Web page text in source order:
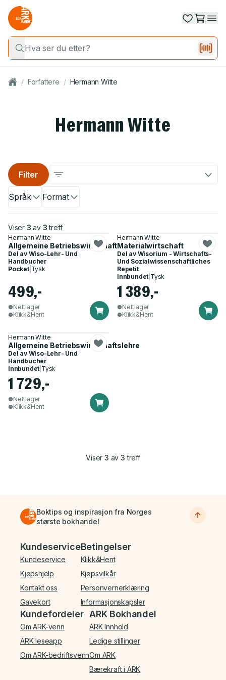
/ Forfattere / Hermann Witte
Hermann Witte
Språk Format
Filter
Viser 3 av 3 treff
Hermann Witte
Allgemeine Betriebswirtschaftslehre
Del av Wiso-Lehr- Und
Handbucher
Pocket| Tysk
499,-
Nettlager
Klikk&Hent
Hermann Witte
Materialwirtschaft
Del av Wisorium - Wirtschafts-
Und Sozialwissenschaftliches
Repetit
Innbundet Tysk
1 389,-
Nettlager
Klikk&Hent
Hermann Witte
Allgemeine Betriebswirtschaftslehre
Del av Wiso-Lehr- Und
Handbucher
Innbundet Tysk
1 729,-
Nettlager
Klikk&Hent
Viser3 av 3 treff
Boktips og inspirasjon fra Norges
største bokhandel
Bunnmeny
Kundeservice
Kundeservice
Kjøpshjelp
Kontakt oss
Gavekort
Betingelser
Klikk&Hent
Kjøpsvilkår
Personvernerklæring
Informasjonskapsler
Kundefordeler
Om ARK-venn
ARK leseapp
Om ARK-bedriftsvenn
ARK Bokhandel
ARK Innhold
Ledige stillinger
Om ARK
Bærekraft i ARK